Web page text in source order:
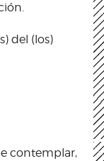
del (los)
contemplar,